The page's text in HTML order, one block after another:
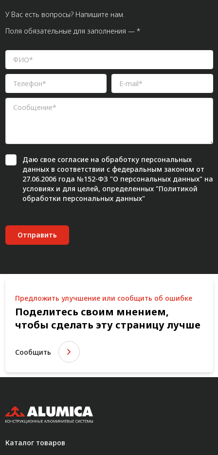
У Вас есть вопросы? Напишите нам.
Поля обязательные для заполнения — *
Даю свое согласиена обработку персональных
данных в соответствии с федеральным законом от
27.06.2006 года №152-ФЗ "О персональных данных" на
условиях и для целей, определенных "Политикой
обработки персональных данных"
Отправить
Предложить улучшение или сообщить об ошибке
Поделитесь своим мнением,
чтобы сделать эту страницу лучше
Сообщить
Каталог товаров